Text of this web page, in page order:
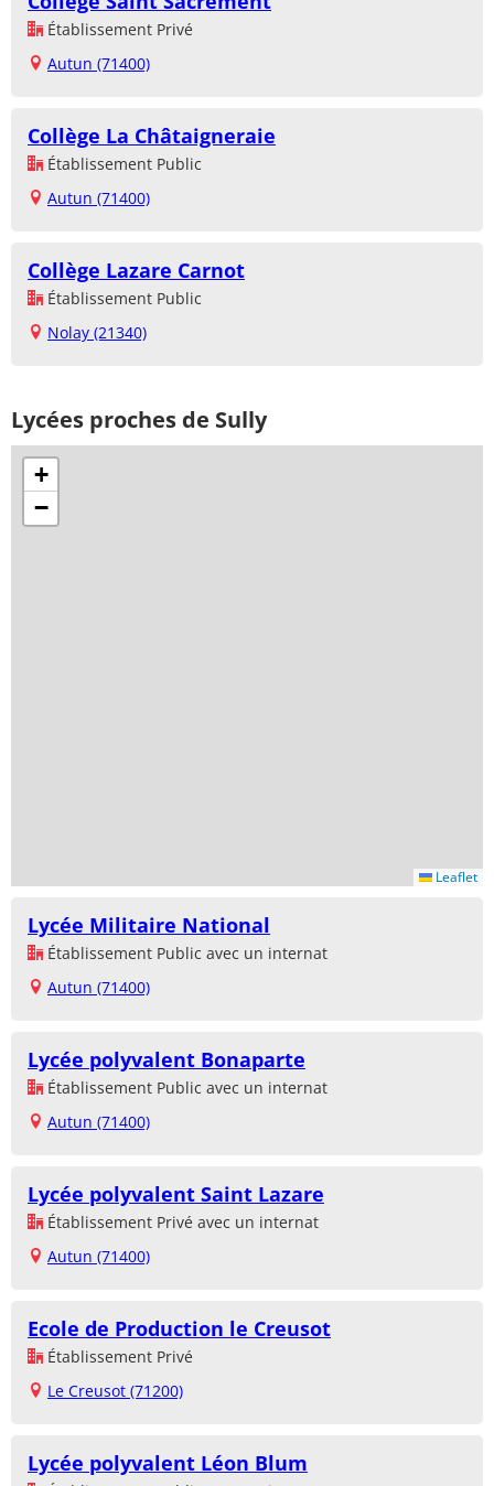
Établissement Privé
Autun (71400)
Collège La Châtaigneraie
Établissement Public
Autun (71400)
Collège Lazare Carnot
Établissement Public
Nolay (21340)
Lycées proches de Sully
+
−
Leaflet
Lycée Militaire National
Établissement Public avec un internat
Autun (71400)
Lycée polyvalent Bonaparte
Établissement Public avec un internat
Autun (71400)
Lycée polyvalent Saint Lazare
Établissement Privé avec un internat
Autun (71400)
Ecole de Production le Creusot
Établissement Privé
Le Creusot (71200)
Lycée polyvalent Léon Blum